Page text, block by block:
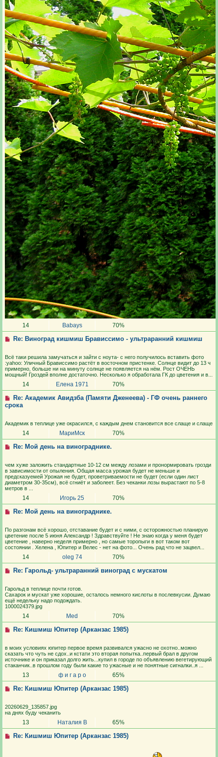
14 Babays 70%
Re: Виноград кишмиш Брависсимо - ультраранний кишмиш
Всё таки решила замучаться и зайти с ноута- с него получилось вставить фото
:yahoo: Уличный Брависсимо растёт в восточном пристенке. Солнце видит до 13 ч
примерно, больше ни на минуту солнце не появляется на нём. Рост ОЧЕНЬ
мощный! Гроздей вполне достаточно. Несколько я обработала ГК до цветения и в...
14 Елена 1971 70%
Re: Академик Авидзба (Памяти Дженеева) - ГФ очень раннего
срока
Академик в теплице уже окрасился, с каждым днем становится все слаще и слаще
14 МариМск 70%
Re: Мой день на винограднике.
чем хуже заложить стандартные 10-12 см между лозами и пронормировать грозди
в зависимости от опыления. Общая масса урожая будет не меньше и
предсказуемей Урожая не будет, проветриваемости не будет (если один лист
диаметром 30-35см), всё сгниёт и заболеет. Без чеканки лозы вырастают по 5-8
метров в ...
14 Игорь 25 70%
Re: Мой день на винограднике.
По разгонам всё хорошо, отставание будет и с ними, с осторожностью планирую
цветение после 5 июня Александр ! Здравствуйте ! Не знаю когда у меня будет
цветение , наверно неделя примерно , но самые торопыги в вот таком вот
состоянии . Хелена , Юпитер и Велес - нет на фото... Очень рад что не зацвел...
14 oleg 74 70%
Re: Гарольд- ультраранний виноград с мускатом
Гарольд в теплице почти готов.
Сахарок и мускат уже хорошие, осталось немного кислоты в послевкусии. Думаю
ещё недельку надо подождать.
1000024379.jpg
14 Med 70%
Re: Кишмиш Юпитер (Арканзас 1985)
в моих условиях юпитер первое время развивался ужасно не охотно..можно
сказать что чуть не сдох..и кстати это вторая попытка..первый брал в другом
источнике и он приказал долго жить...купил в городе по объявлению вегетирующий
стаканчик..в прошлом году были какие то ужасные и не понятные сигналки..я ...
13 ф и г а р о 65%
Re: Кишмиш Юпитер (Арканзас 1985)
20260629_135857.jpg
на днях буду чеканить
13 Наталия В 65%
Re: Кишмиш Юпитер (Арканзас 1985)